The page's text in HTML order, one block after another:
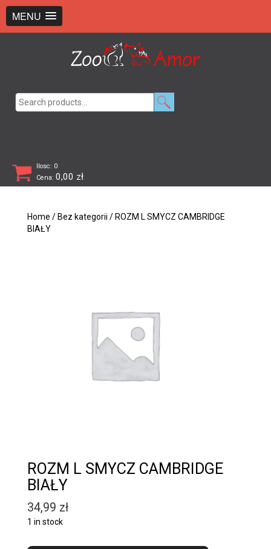
MENU
Ilosc: 0
Cena: 0,00 zł
Home / Bez kategorii / ROZM L SMYCZ CAMBRIDGE
BIAŁY
ROZM L SMYCZ CAMBRIDGE
BIAŁY
34,99 zł
1 in stock